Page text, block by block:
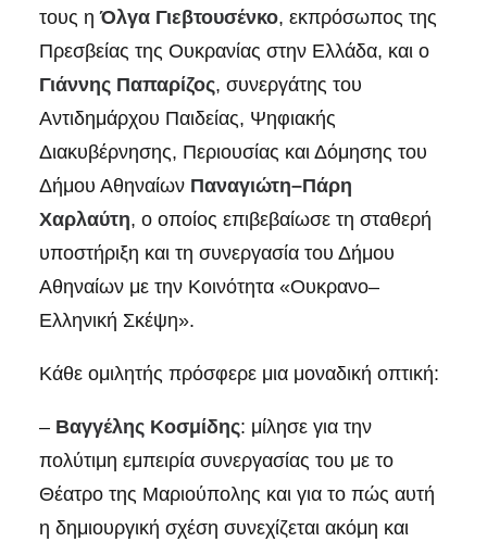
τους ηΌλγα Γιεβτουσένκο, εκπρόσωπος της
Πρεσβείας της Ουκρανίας στην Ελλάδα, και ο
Γιάννης Παπαρίζος, συνεργάτης του
Αντιδημάρχου Παιδείας, Ψηφιακής
Διακυβέρνησης, Περιουσίας και Δόμησης του
Δήμου Αθηναίων Παναγιώτη–Πάρη
Χαρλαύτη, ο οποίος επιβεβαίωσε τη σταθερή
υποστήριξη και τη συνεργασία του Δήμου
Αθηναίων με την Κοινότητα «Ουκρανο–
Ελληνική Σκέψη».
Κάθε ομιλητής πρόσφερε μια μοναδική οπτική:
– Βαγγέλης Κοσμίδης: μίλησε για την
πολύτιμη εμπειρία συνεργασίας του με το
Θέατρο της Μαριούπολης και για το πώς αυτή
η δημιουργική σχέση συνεχίζεται ακόμη και